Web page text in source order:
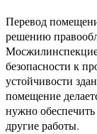
Перевод
решению
безопасности к
устойчивости
помещение
нужно
другие работы.